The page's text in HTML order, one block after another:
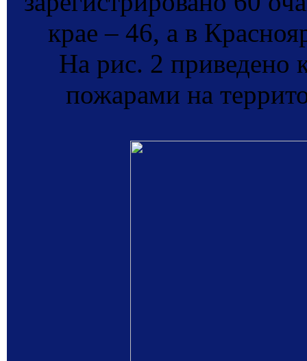
крае – 46, а в
На рис. 2 приведено
пожарами на